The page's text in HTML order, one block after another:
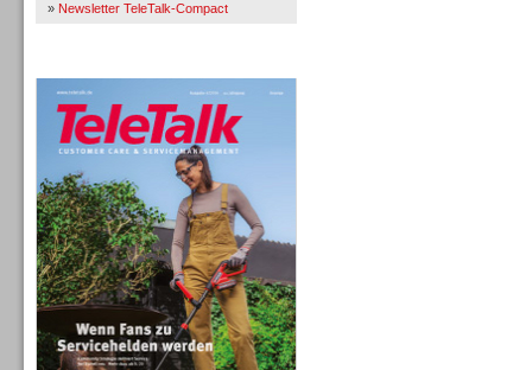
» Newsletter TeleTalk-Compact